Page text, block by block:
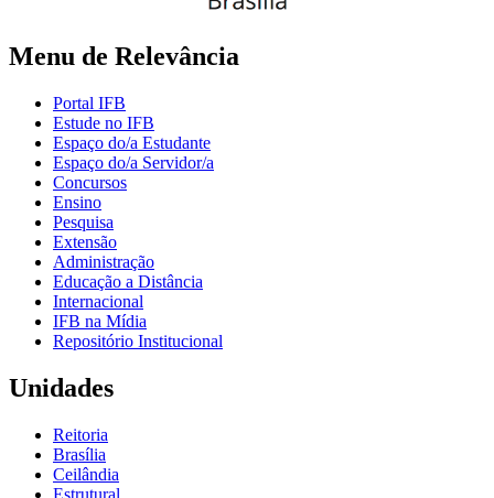
Menu de Relevância
Portal IFB
Estude no IFB
Espaço do/a Estudante
Espaço do/a Servidor/a
Concursos
Ensino
Pesquisa
Extensão
Administração
Educação a Distância
Internacional
IFB na Mídia
Repositório Institucional
Unidades
Reitoria
Brasília
Ceilândia
Estrutural